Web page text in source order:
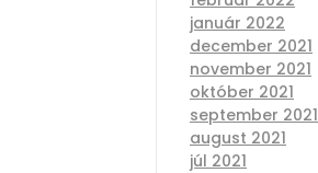
január 2022
december 2021
november 2021
október 2021
september 2021
august 2021
júl 2021